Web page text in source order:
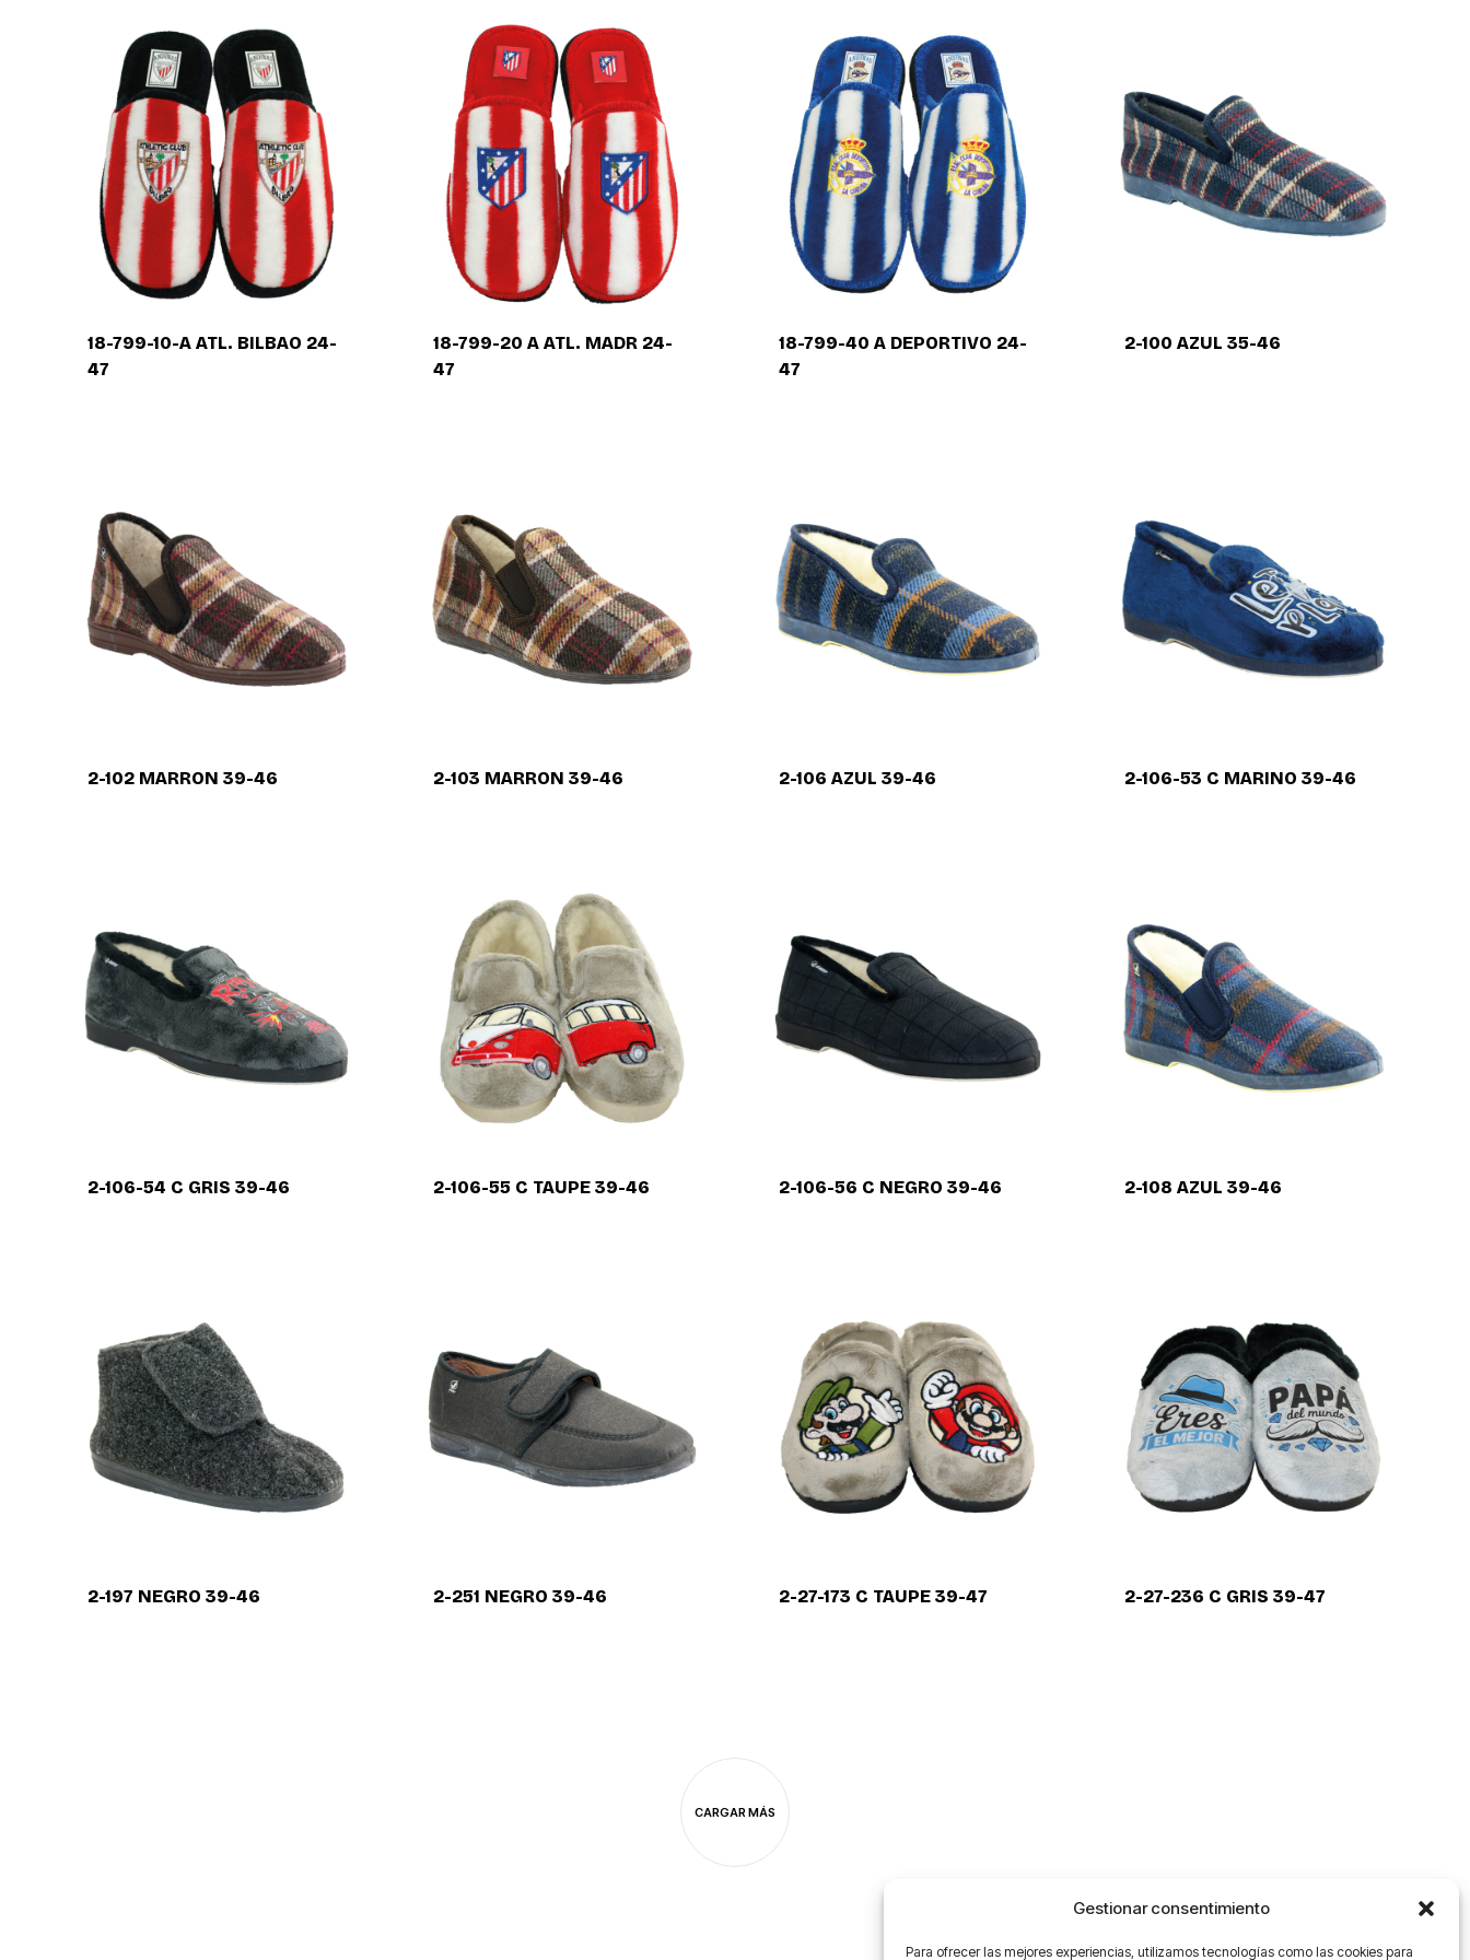
Gestionar consentimiento
Para ofrecer las mejores experiencias, utilizamos tecnologías como las cookies para
a
nivel
nacional.
18-799-10-A ATL. BILBAO 24-
47
18-799-20 A ATL. MADR 24-
47
18-799-40 A DEPORTIVO 24-
47
2-100 AZUL 35-46
2-102 MARRON 39-46 2-103 MARRON 39-46 2-106 AZUL 39-46 2-106-53 C MARINO 39-46
2-106-54 C GRIS 39-46 2-106-55 C TAUPE 39-46 2-106-56 C NEGRO 39-46 2-108 AZUL 39-46
2-197 NEGRO 39-46 2-251 NEGRO 39-46 2-27-173 C TAUPE 39-47 2-27-236 C GRIS 39-47
CARGAR MÁS